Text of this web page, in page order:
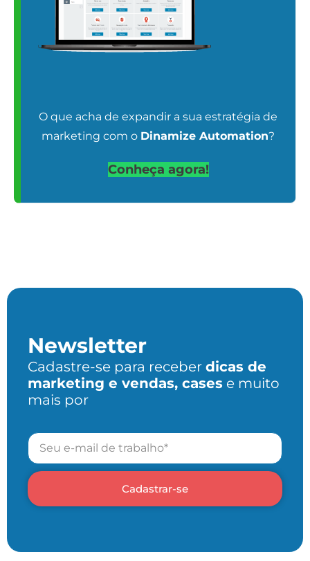
O que acha de expandir a sua estratégia de
marketing com o Dinamize Automation?
Conheça agora!
Newsletter
Cadastre-se para receber dicas de
marketing e vendas, cases e muito
mais por
Cadastrar-se